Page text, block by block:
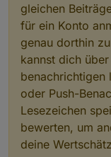
gleichen
für ein Konto
genau dorthin
kannst dich
benachrichtigen
oder Push-
Lesezeichen
bewerten, um
deine